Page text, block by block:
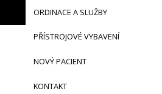
ORDINACE A SLUŽBY
PŘÍSTROJOVÉ VYBAVENÍ
NOVÝ PACIENT
KONTAKT